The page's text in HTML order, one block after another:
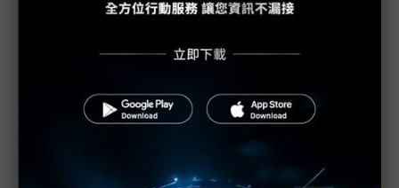
動One Ennostar
富采李秉傑：友達助陣 量產起飛 兩岸Micro LED
友達穩掌富采彭双浪力拚Micro LED領先群，鞏固